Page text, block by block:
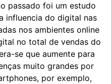
passado foi um estudo
influencia do digital nas
nos ambientes online
no total de vendas do
se que aumente para
muito grandes por
por exemplo,